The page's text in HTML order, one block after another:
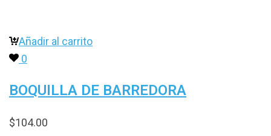
Añadir al carrito
0
BOQUILLA DE BARREDORA
$104.00